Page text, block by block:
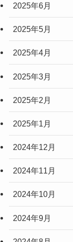
2025年6月
2025年5月
2025年4月
2025年3月
2025年2月
2025年1月
2024年12月
2024年11月
2024年10月
2024年9月